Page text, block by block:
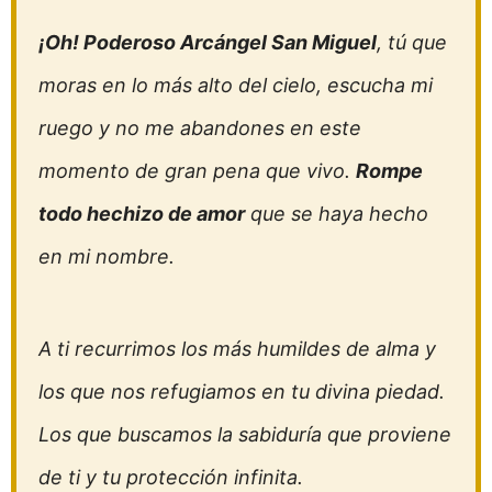
¡Oh! Poderoso Arcángel San Miguel, tú que
moras en lo más alto del cielo, escucha mi
ruego y no me abandones en este
momento de gran pena que vivo. Rompe
todo hechizo de amorque se haya hecho
en mi nombre.
A ti recurrimos los más humildes de alma y
los que nos refugiamos en tu divina piedad.
Los que buscamos la sabiduría que proviene
de ti y tu protección infinita.